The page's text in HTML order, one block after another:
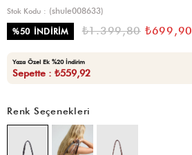
Stok Kodu
(shule008633)
%50 İNDIRIM ₺1.399,80 ₺699,90
Yaza Özel Ek %20 İndirim
Sepette : ₺559,92
Renk Seçenekleri